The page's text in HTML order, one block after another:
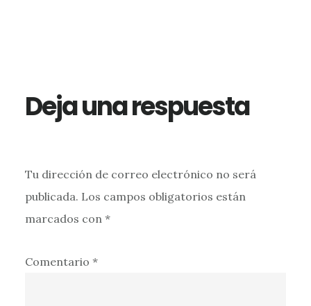
lectores
Deja una respuesta
Tu dirección de correo electrónico no será
publicada. Los campos obligatorios están
marcados con *
Comentario *